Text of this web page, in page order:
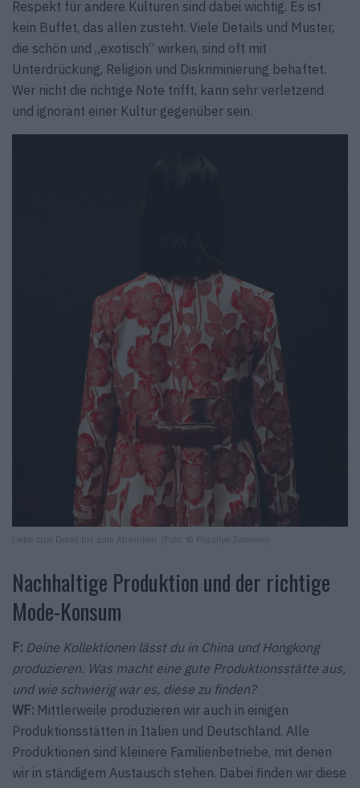
Respekt für andere Kulturen sind dabei wichtig. Es ist
kein Buffet, das allen zusteht. Viele Details und ­Muster,
die schön und „exotisch“ wirken, sind oft mit
Unterdrückung, Religion und Diskriminierung behaftet.
Wer nicht die richtige Note trifft, kann sehr verletzend
und ignorant einer Kultur gegenüber sein.
Liebe zum Detail bis zum Abwinken. (Foto: © Prissilya Junewin)
Nachhaltige Produktion und der richtige
Mode-Konsum
F: Deine Kollektionen lässt du in China und Hongkong
produzieren. Was macht eine gute Produktionsstätte aus,
und wie schwierig war es, diese zu finden?
WF: Mittlerweile produzieren wir auch in einigen
Produktionsstätten in Italien und Deutschland. Alle
Produktionen sind kleinere Familienbetriebe, mit denen
wir in ständigem Austausch stehen. Dabei finden wir diese